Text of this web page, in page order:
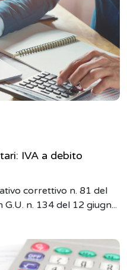
IVA a debito
correttivo n. 81 del
n. 134 del 12 giugn...